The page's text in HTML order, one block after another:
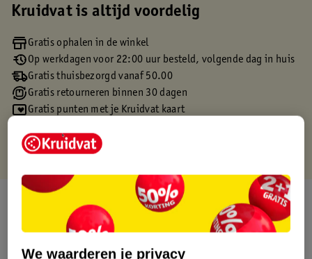
Kruidvat is altijd voordelig
Gratis ophalen in de winkel
Op werkdagen voor 22:00 uur besteld, volgende dag in huis
Gratis thuisbezorgd vanaf 50.00
Gratis retourneren binnen 30 dagen
Gratis punten met je Kruidvat kaart
Over dit product
Productinformatie
We waarderen je privacy